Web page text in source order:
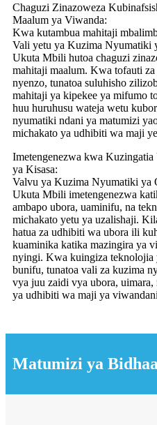
Chaguzi Zinazoweza
Maalum ya Viwanda:
Kwa kutambua mahitaji
Vali yetu ya Kuzima Nyumatiki
Ukuta Mbili hutoa chaguzi
mahitaji maalum. Kwa tofauti
nyenzo, tunatoa suluhisho
mahitaji ya kipekee ya mifumo
huu huruhusu wateja wetu
nyumatiki ndani ya matumizi
michakato ya udhibiti wa maji
Imetengenezwa kwa
ya Kisasa:
Valvu ya Kuzima Nyumatiki ya
Ukuta Mbili imetengenezwa
ambapo ubora, uaminifu, na
michakato yetu ya uzalishaji.
hatua za udhibiti wa ubora ili
kuaminika katika mazingira ya
nyingi. Kwa kuingiza teknolojia
bunifu, tunatoa vali za kuzima
vya juu zaidi vya ubora,
ya udhibiti wa maji ya
Matumizi ya Bidhaa